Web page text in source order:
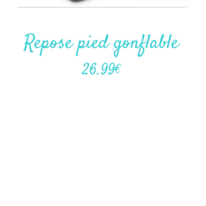
Repose pied gonflable
26.99€